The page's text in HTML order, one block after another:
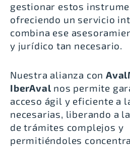
gestionar estos
ofreciendo un servicio
combina ese
y jurídico tan necesario.
Nuestra alianza con
IberAval nos permite
acceso ágil y eficiente a
necesarias, liberando a
de trámites complejos y
permitiéndoles